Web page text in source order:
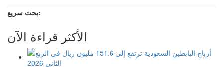
بحث سريع:
الأكثر قراءة الآن